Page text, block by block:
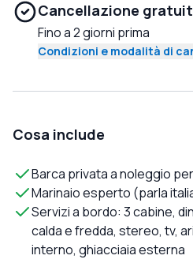
Cancellazione
Fino a 2 giorni prima
Condizioni e modalità di
Cosa include
Barca privata a noleggio
Marinaio esperto (parla
Servizi a bordo: 3 cabine,
calda e fredda, stereo, tv,
interno, ghiacciaia esterna